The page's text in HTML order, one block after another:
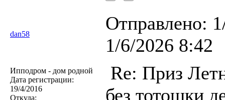
dan58
Отправлено:
1/6/2026 8:42
Ипподром - дом родной
Дата регистрации:
19/4/2016
Откуда:
Re: Приз
без тотошки